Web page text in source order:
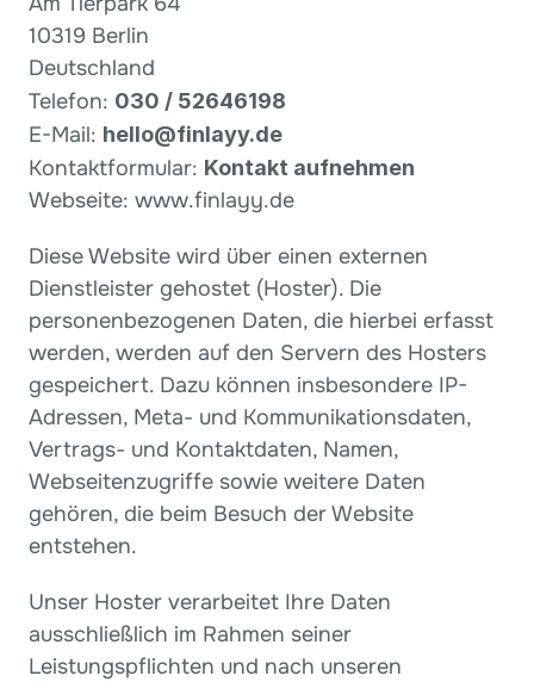
10319 Berlin
Deutschland
Telefon: 030 / 52646198
E-Mail: hello@finlayy.de
Kontaktformular: Kontakt aufnehmen
Webseite: www.finlayy.de
Diese Website wird über einen externen
Dienstleister gehostet (Hoster). Die
personenbezogenen Daten, die hierbei erfasst
werden, werden auf den Servern des Hosters
gespeichert. Dazu können insbesondere IP-
Adressen, Meta- und Kommunikationsdaten,
Vertrags- und Kontaktdaten, Namen,
Webseitenzugriffe sowie weitere Daten
gehören, die beim Besuch der Website
entstehen.
Unser Hoster verarbeitet Ihre Daten
ausschließlich im Rahmen seiner
Leistungspflichten und nach unseren